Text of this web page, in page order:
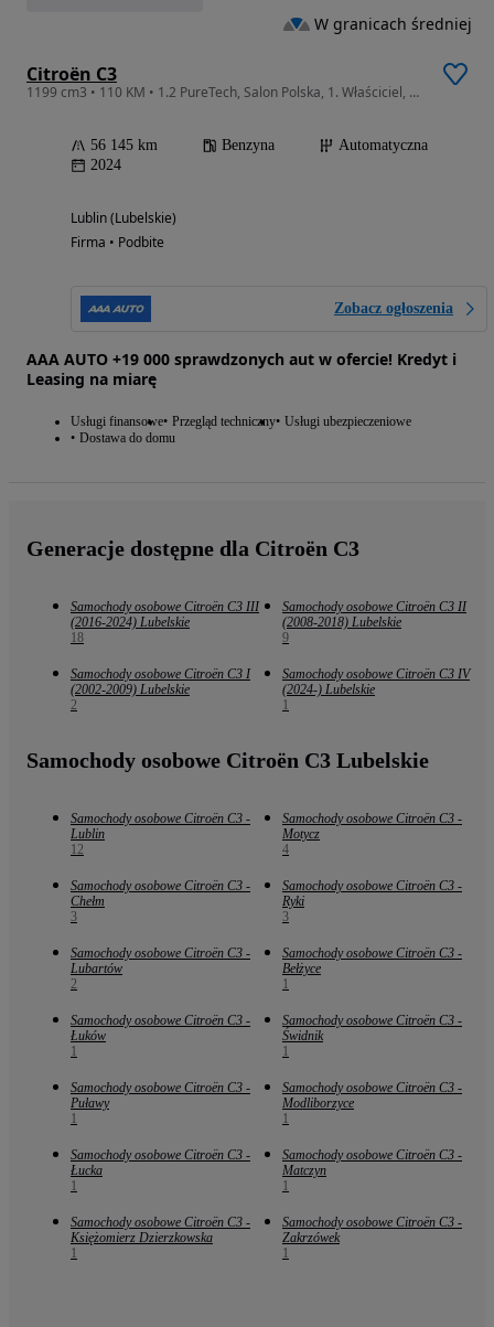
Citroën C3
1199 cm3 • 110 KM • 1.2 PureTech, Salon Polska, 1. Właściciel, Automat, VAT 23%,
56 145 km Benzyna
Automatyczna
2024
Lublin (Lubelskie)
Firma • Podbite
Zobacz ogłoszenia
AAA AUTO +19 000 sprawdzonych aut w ofercie! Kredyt i
Leasing na miarę
Usługi finansowe Przegląd techniczny Usługi ubezpieczeniowe
Dostawa do domu
W granicach średniej
Generacje dostępne dla Citroën C3
Samochody osobowe Citroën C3 III
(2016-2024) Lubelskie
18
Samochody osobowe Citroën C3 II
(2008-2018) Lubelskie
9
Samochody osobowe Citroën C3 I
(2002-2009) Lubelskie
2
Samochody osobowe Citroën C3 IV
(2024-) Lubelskie
1
Samochody osobowe Citroën C3 Lubelskie
Samochody osobowe Citroën C3 -
Lublin
12
Samochody osobowe Citroën C3 -
Motycz
4
Samochody osobowe Citroën C3 -
Chełm
3
Samochody osobowe Citroën C3 -
Ryki
3
Samochody osobowe Citroën C3 -
Lubartów
2
Samochody osobowe Citroën C3 -
Bełżyce
1
Samochody osobowe Citroën C3 -
Łuków
1
Samochody osobowe Citroën C3 -
Świdnik
1
Samochody osobowe Citroën C3 -
Puławy
1
Samochody osobowe Citroën C3 -
Modliborzyce
1
Samochody osobowe Citroën C3 -
Łucka
1
Samochody osobowe Citroën C3 -
Matczyn
1
Samochody osobowe Citroën C3 -
Księżomierz Dzierzkowska
1
Samochody osobowe Citroën C3 -
Zakrzówek
1